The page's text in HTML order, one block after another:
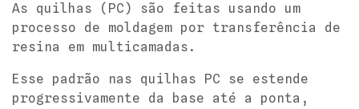
As quilhas (PC) são feitas usando um
processo de moldagem por transferência de
resina em multicamadas.
Esse padrão nas quilhas PC se estende
progressivamente da base até a ponta,